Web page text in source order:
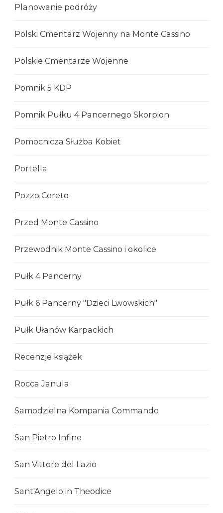
Planowanie podróży
Polski Cmentarz Wojenny na Monte Cassino
Polskie Cmentarze Wojenne
Pomnik 5 KDP
Pomnik Pułku 4 Pancernego Skorpion
Pomocnicza Służba Kobiet
Portella
Pozzo Cereto
Przed Monte Cassino
Przewodnik Monte Cassino i okolice
Pułk 4 Pancerny
Pułk 6 Pancerny "Dzieci Lwowskich"
Pułk Ułanów Karpackich
Recenzje książek
Rocca Janula
Samodzielna Kompania Commando
San Pietro Infine
San Vittore del Lazio
Sant'Angelo in Theodice